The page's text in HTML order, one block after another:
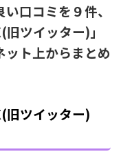
口コミを９件、
ツイッター)」
ット上からまとめ
旧ツイッター)